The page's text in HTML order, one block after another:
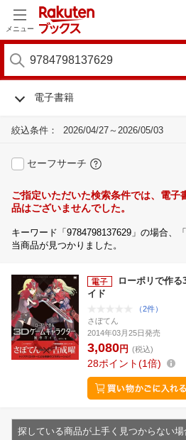
メニュー
電子書籍
絞込条件： 2026/04/27～2026/05/03
セーフサーチ
ご指定いただいた検索条件では、電
品はございませんでした。
キーワード「9784798137629」の場合、
当商品が見つかりました。
ローポリで作
イド
（2件）
さぼてん
2014年03月25日発売
3,080円 (税込)
28ポイント 1倍
探している商品が上手く見つからない場